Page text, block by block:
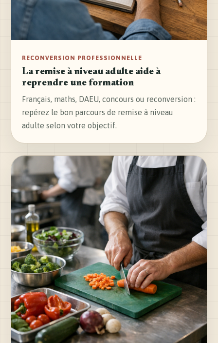
RECONVERSION PROFESSIONNELLE
La remise à niveau adulte aide à
reprendre une formation
Français, maths, DAEU, concours ou reconversion :
repérez le bon parcours de remise à niveau
adulte selon votre objectif.